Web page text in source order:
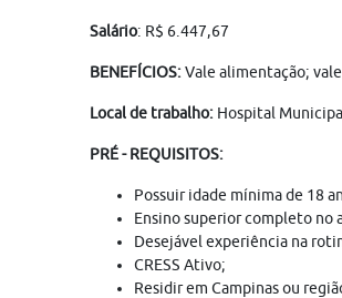
Salário: R$ 6.447,67
BENEFÍCIOS:Vale alimentação;
Local de trabalho:Hospital
PRÉ - REQUISITOS:
Possuir idade mínima de 18
Ensino superior completo no
Desejável experiência na
CRESS Ativo;
Residir em Campinas ou